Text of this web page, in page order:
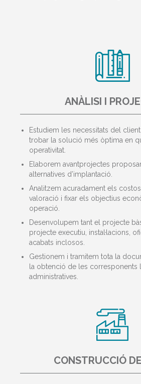
ANÀLISI I
Estudiem les necessitats del
trobar la solució més òptima en
operativitat.
Elaborem avantprojectes
alternatives d’implantació.
Analitzem acuradament els
valoració i fixar els objectius
operació.
Desenvolupem tant el projecte
projecte executiu, instal·lacions,
acabats inclosos.
Gestionem i tramitem tota la
la obtenció de les corresponents
administratives.
CONSTRUCCIÓ